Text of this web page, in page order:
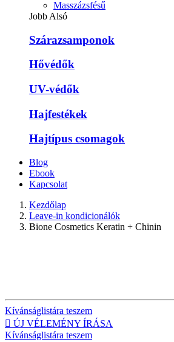
Masszázsfésű
Jobb Alsó
Szárazsamponok
Hővédők
UV-védők
Hajfestékek
Hajtípus csomagok
Blog
Ebook
Kapcsolat
Kezdőlap
Leave-in kondicionálók
Bione Cosmetics Keratin + Chinin
Kívánságlistára teszem
 ÚJ VÉLEMÉNY ÍRÁSA
Kívánságlistára teszem